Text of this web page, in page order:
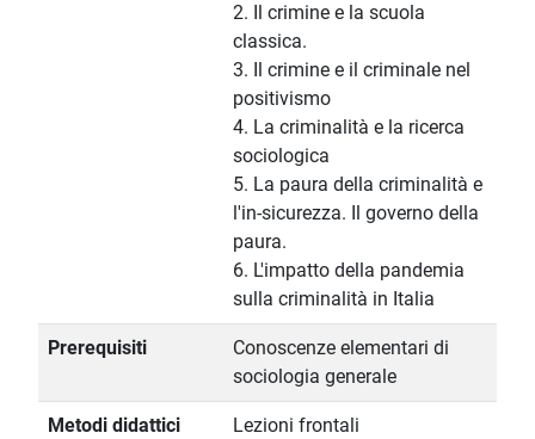
2. Il crimine e la scuola
classica.
3. Il crimine e il criminale nel
positivismo
4. La criminalità e la ricerca
sociologica
5. La paura della criminalità e
l'in-sicurezza. Il governo della
paura.
6. L'impatto della pandemia
sulla criminalità in Italia
Prerequisiti
Conoscenze elementari di
sociologia generale
Metodi didattici
Lezioni frontali